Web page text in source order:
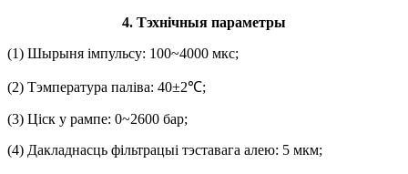
4. Тэхнічныя параметры
(1) Шырыня імпульсу: 100~4000 мкс;
(2) Тэмпература паліва: 40±2℃;
(3) Ціск у рампе: 0~2600 бар;
(4) Дакладнасць фільтрацыі тэставага алею: 5 мкм;